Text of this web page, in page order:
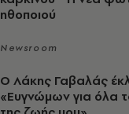
ηθοποιού
Newsroom
O Λάκης Γαβαλάς
«Ευγνώμων για όλα